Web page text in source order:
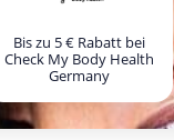
Bis zu 5 € Rabatt bei
Check My Body Health
Germany